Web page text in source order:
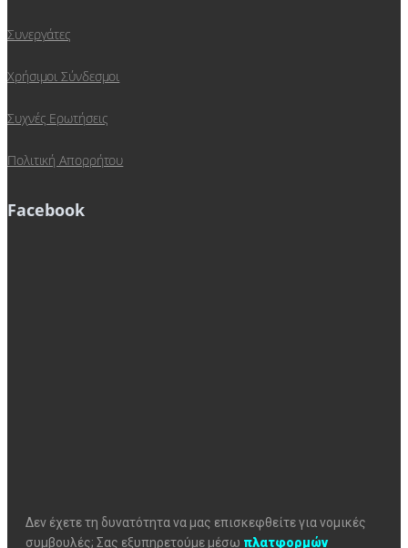
Συνεργάτες
Χρήσιμοι Σύνδεσμοι
Συχνές Ερωτήσεις
Πολιτική Απορρήτου
Facebook
Δεν έχετε τη δυνατότητα να μας επισκεφθείτε για νομικές
συμβουλές; Σας εξυπηρετούμε μέσω πλατφορμών